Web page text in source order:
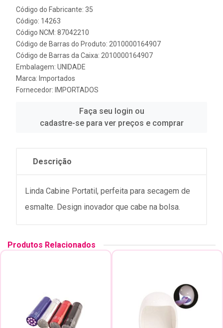
Código do Fabricante: 35
Código: 14263
Código NCM: 87042210
Código de Barras do Produto: 2010000164907
Código de Barras da Caixa: 2010000164907
Embalagem: UNIDADE
Marca: Importados
Fornecedor: IMPORTADOS
Faça seu login ou
cadastre-se para ver preços e comprar
Descrição
Linda Cabine Portatil, perfeita para secagem de
esmalte. Design inovador que cabe na bolsa.
Produtos Relacionados